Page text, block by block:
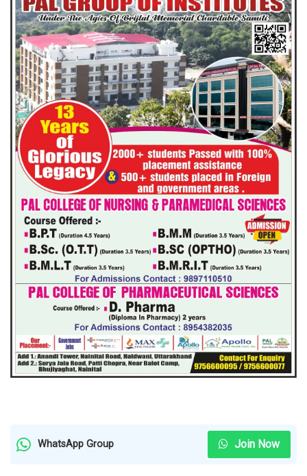
WhatsApp Group Join Now